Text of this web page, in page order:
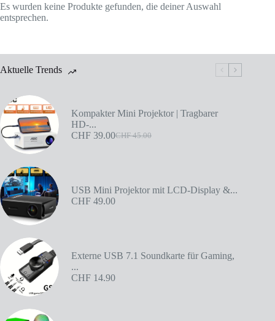
Es wurden keine Produkte gefunden, die deiner Auswahl
entsprechen.
Aktuelle Trends
Kompakter Mini Projektor | Tragbarer
HD-...
CHF45.00
CHF 39.00
USB Mini Projektor mit LCD-Display &...
CHF 49.00
Externe USB 7.1 Soundkarte für Gaming,
...
CHF 14.90